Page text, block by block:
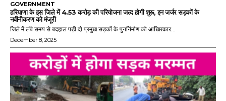
GOVERNMENT
हरियाणा के इस जिले में 4.53 करोड़ की परियोजना जल्द होगी शुरू, इन जर्जर सड़कों के
नवीनीकरण को मंजूरी
जिले में लंबे समय से बदहाल पड़ी दो प्रमुख सड़कों के पुनर्निर्माण को आखिरकार...
December 8, 2025